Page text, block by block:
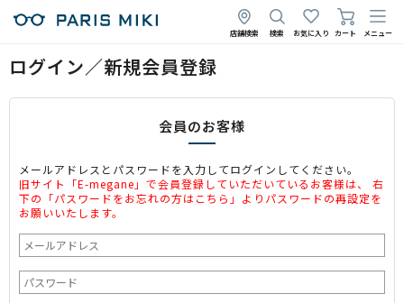
店舗検索 検索 お気に入り カート メニュー
ログイン／新規会員登録
会員のお客様
メールアドレスとパスワードを入力してログインしてください。
旧サイト「E-megane」で会員登録していただいているお客様は、 右
下の「パスワードをお忘れの方はこちら」よりパスワードの再設定を
お願いいたします。